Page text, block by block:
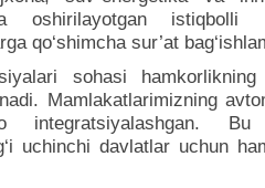
oshirilayotgan istiqbolli
qo‘shimcha sur’at
sohasi
Mamlakatlarimizning
integratsiyalashgan. Bu
uchinchi davlatlar uchun